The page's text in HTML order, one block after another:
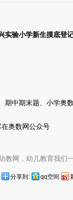
实验小学新生摸底登
期中期末题、小学奥
在奥数网公众号
教网，幼儿教育我们
分享到: qq空间